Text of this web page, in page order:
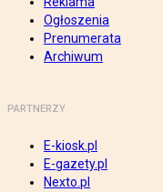
Ogłoszenia
Prenumerata
Archiwum
PARTNERZY
E-kiosk.pl
E-gazety.pl
Nexto.pl